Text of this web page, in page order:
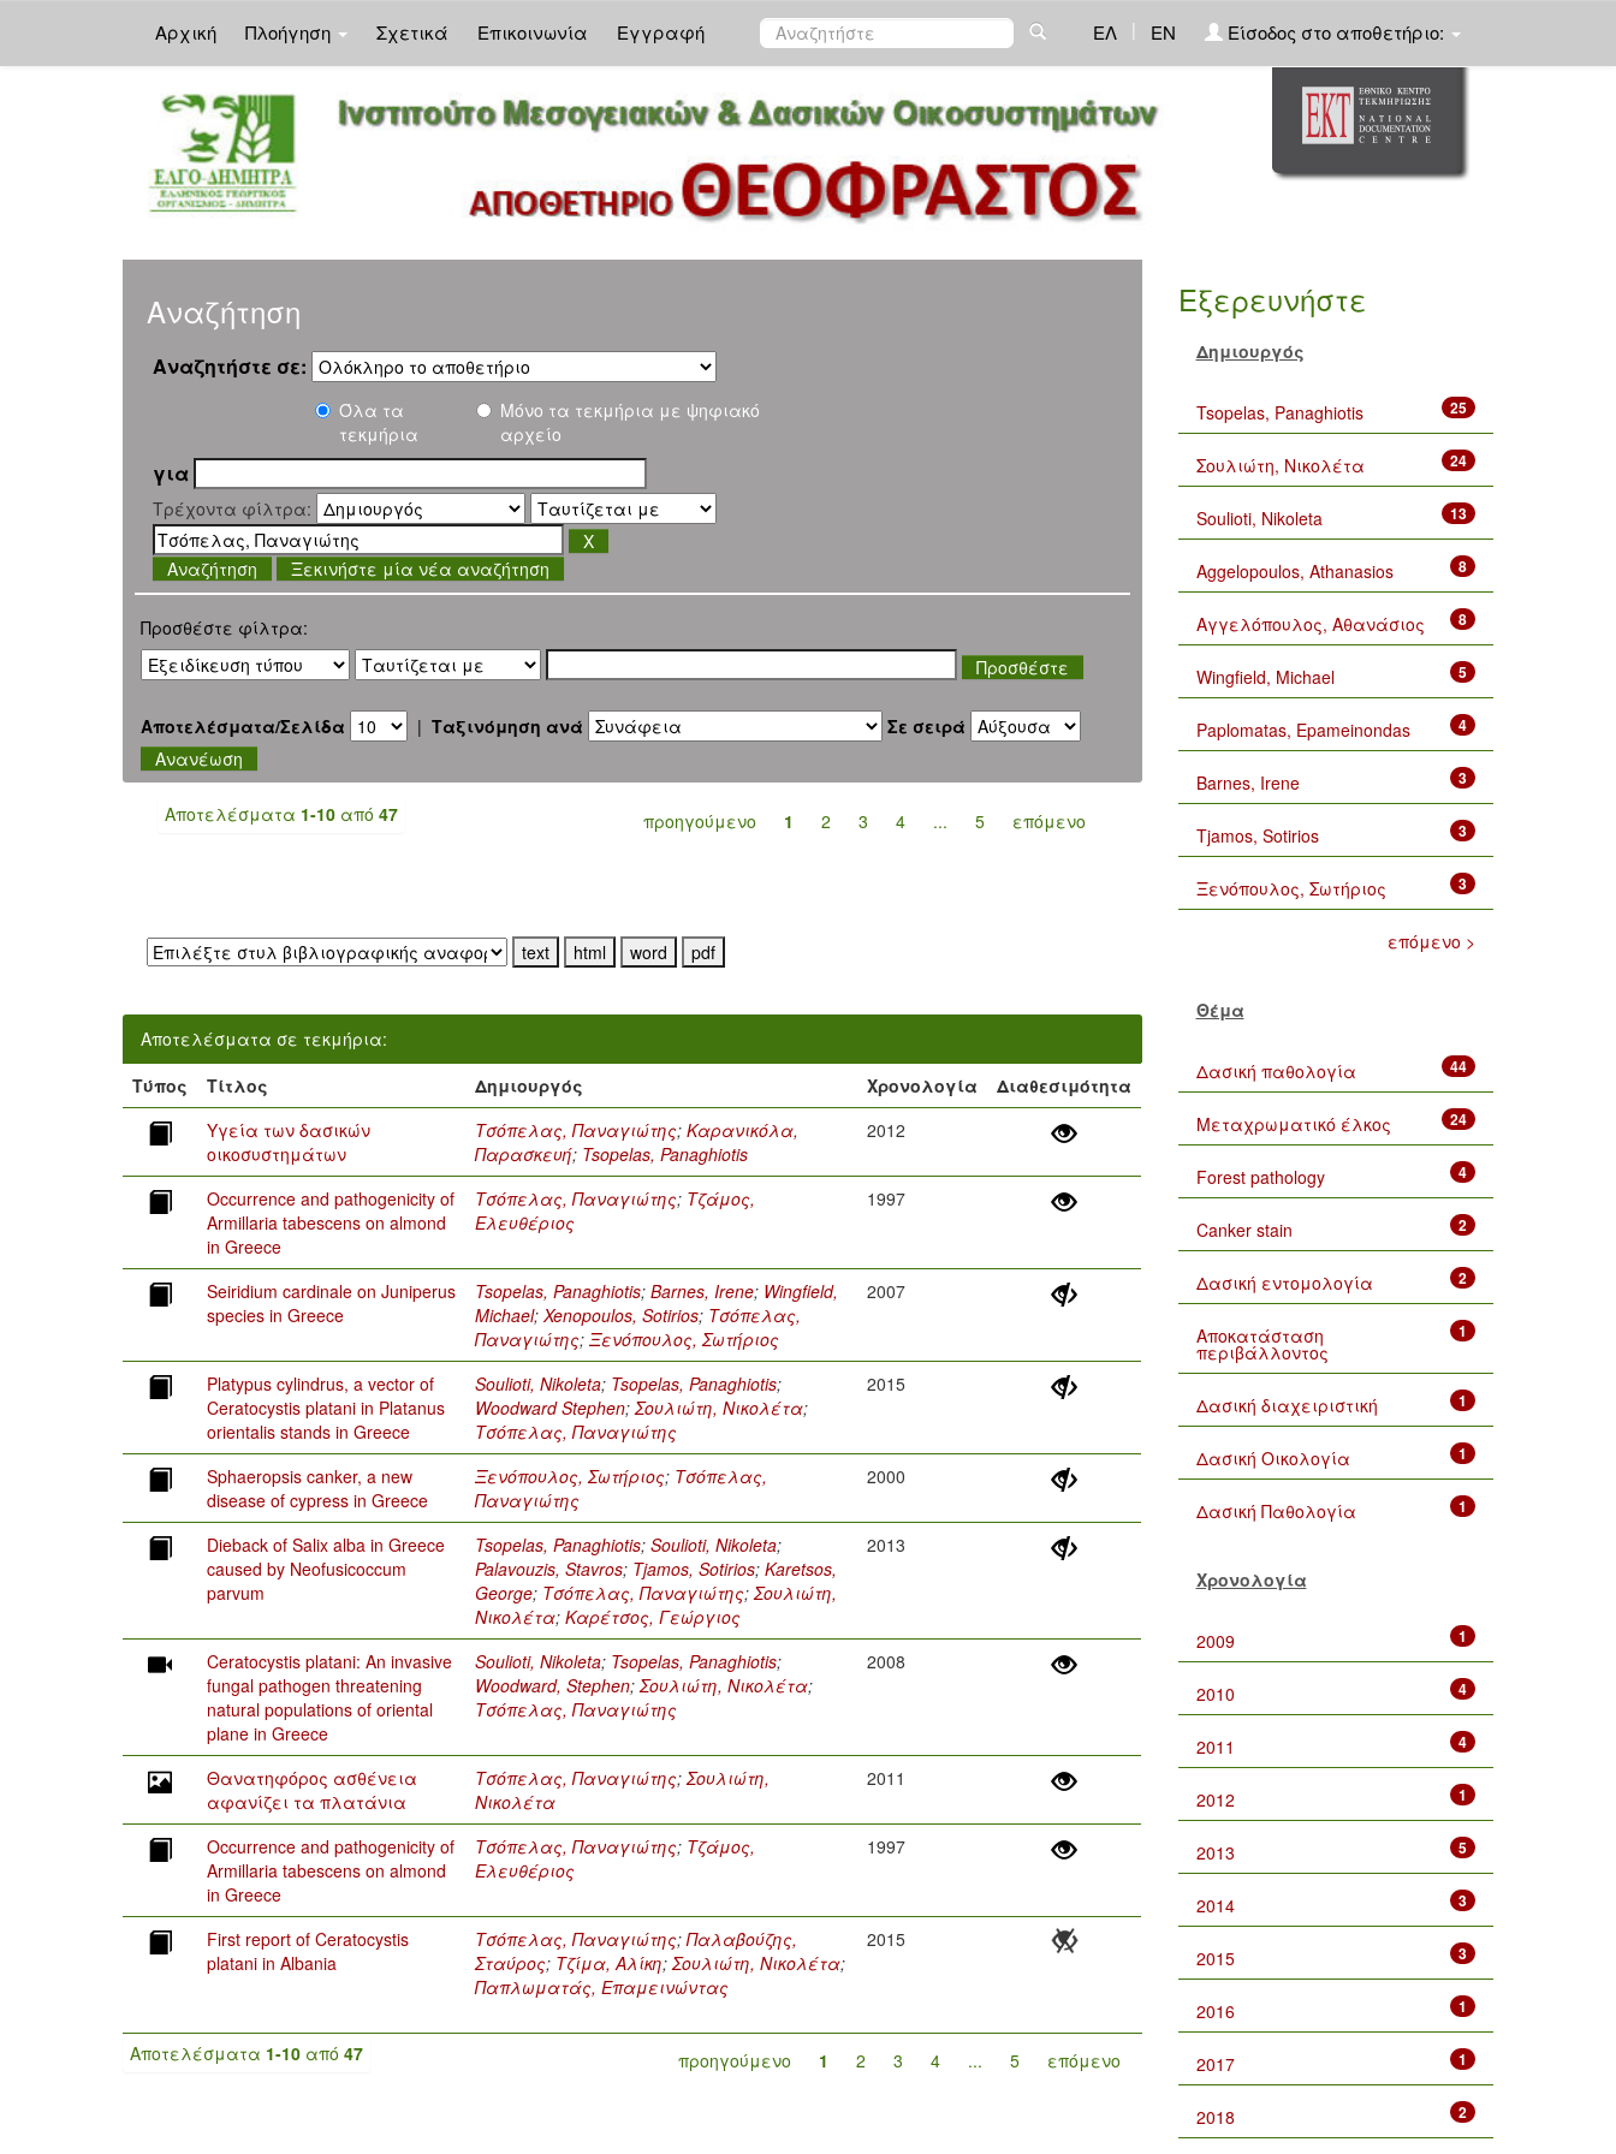
Αρχική Πλοήγηση Σχετικά Επικοινωνία Εγγραφή ΕΛ | EN Είσοδος στο αποθετήριο:
Αναζήτηση
Αναζητήστε σε:
Όλα τα
τεκμήρια
Μόνο τα τεκμήρια με ψηφιακό
αρχείο
για
Τρέχοντα φίλτρα:
Ξεκινήστε μία νέα αναζήτηση
Προσθέστε φίλτρα:
Αποτελέσματα/Σελίδα | Ταξινόμηση ανά Σε σειρά
Αποτελέσματα 1-10 από 47 προηγούμενο 1 2 3 4 ... 5 επόμενο
Αποτελέσματα σε τεκμήρια:
Τύπος
Τίτλος Δημιουργός Χρονολογία
Διαθεσιμότητα
Υγεία των δασικών
οικοσυστημάτων
Τσόπελας, Παναγιώτης;Καρανικόλα,
Παρασκευή; Tsopelas, Panaghiotis
2012
Occurrence and pathogenicity of
Armillaria tabescens on almond
in Greece
Τσόπελας, Παναγιώτης; Τζάμος,
Ελευθέριος
1997
Seiridium cardinale on Juniperus
species in Greece
Tsopelas, Panaghiotis;Barnes, Irene; Wingfield,
Michael;Xenopoulos, Sotirios; Τσόπελας,
Παναγιώτης;Ξενόπουλος, Σωτήριος
2007
Platypus cylindrus, a vector of
Ceratocystis platani in Platanus
orientalis stands in Greece
Soulioti, Nikoleta; Tsopelas, Panaghiotis;
Woodward Stephen;Σουλιώτη, Νικολέτα;
Τσόπελας, Παναγιώτης
2015
Sphaeropsis canker, a new
disease of cypress in Greece
Ξενόπουλος, Σωτήριος; Τσόπελας,
Παναγιώτης
2000
Dieback of Salix alba in Greece
caused by Neofusicoccum
parvum
Tsopelas, Panaghiotis;Soulioti, Nikoleta;
Palavouzis, Stavros; Tjamos, Sotirios;Karetsos,
George; Τσόπελας, Παναγιώτης;Σουλιώτη,
Νικολέτα;Καρέτσος, Γεώργιος
2013
Ceratocystis platani: An invasive
fungal pathogen threatening
natural populations of oriental
plane in Greece
Soulioti, Nikoleta; Tsopelas, Panaghiotis;
Woodward, Stephen;Σουλιώτη, Νικολέτα;
Τσόπελας, Παναγιώτης
2008
Θανατηφόρος ασθένεια
αφανίζει τα πλατάνια
Τσόπελας, Παναγιώτης;Σουλιώτη,
Νικολέτα
2011
Occurrence and pathogenicity of
Armillaria tabescens on almond
in Greece
Τσόπελας, Παναγιώτης; Τζάμος,
Ελευθέριος
1997
First report of Ceratocystis
platani in Albania
Τσόπελας, Παναγιώτης;Παλαβούζης,
Σταύρος; Τζίμα, Αλίκη;Σουλιώτη, Νικολέτα;
Παπλωματάς, Επαμεινώντας
2015
Αποτελέσματα 1-10 από 47 προηγούμενο 1 2 3 4 ... 5 επόμενο
Εξερευνήστε
Δημιουργός
25
Tsopelas, Panaghiotis
24
Σουλιώτη, Νικολέτα
13
Soulioti, Nikoleta
8
Aggelopoulos, Athanasios
8
Αγγελόπουλος, Αθανάσιος
5
Wingfield, Michael
4
Paplomatas, Epameinondas
3
Barnes, Irene
3
Tjamos, Sotirios
3
Ξενόπουλος, Σωτήριος
επόμενο >
Θέμα
44
Δασική παθολογία
24
Μεταχρωματικό έλκος
4
Forest pathology
2
Canker stain
2
Δασική εντομολογία
1
Αποκατάσταση
περιβάλλοντος
1
Δασική διαχειριστική
1
Δασική Οικολογία
1
Δασική Παθολογία
Χρονολογία
1
2009
4
2010
4
2011
1
2012
5
2013
3
2014
3
2015
1
2016
1
2017
2
2018